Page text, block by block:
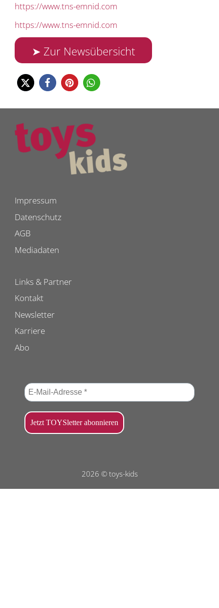
https://www.tns-emnid.com
https://www.tns-emnid.com
➤ Zur Newsübersicht
Impressum
Datenschutz
AGB
Mediadaten
Links & Partner
Kontakt
Newsletter
Karriere
Abo
2026 © toys-kids